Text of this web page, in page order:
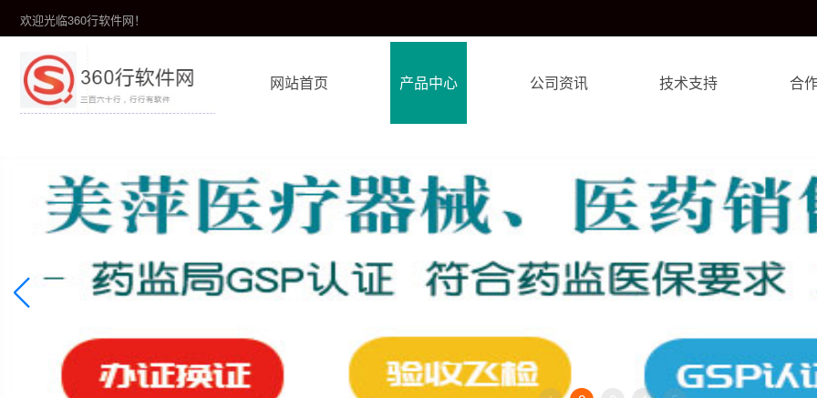
欢迎光临360行软件网！
网站首页 产品中心 公司资讯 技术支持 合